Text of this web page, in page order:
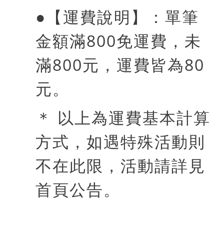
● 【運費說明】： 單筆
金額滿800免運費，未
滿800元，運費皆為80
元。
＊ 以上為運費基本計算
方式，如遇特殊活動則
不在此限，活動請詳見
首頁公告。